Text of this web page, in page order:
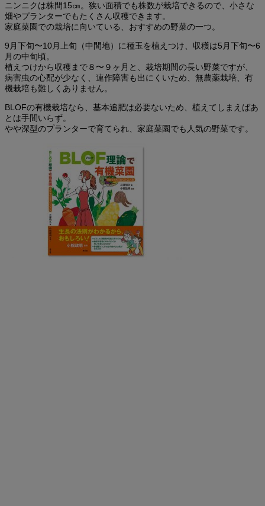
ニンニクは株間15㎝。狭い面積でも株数が栽培できるので、小さな
畑やプランターでもたくさん収穫できます。
家庭菜園での栽培に向いている、おすすめの野菜の一つ。
9月下旬〜10月上旬（中間地）に種玉を植えつけ、収穫は5月下旬〜6
月の中旬頃。
植えつけから収穫まで８〜９ヶ月と、栽培期間の長い野菜ですが、
病害虫の心配が少なく、連作障害も出にくいため、無農薬栽培、有
機栽培も難しくありません。
BLOFの有機栽培なら、基本追肥は必要ないため、植えてしまえばあ
とは手間いらず。
やや深型のプランターで育てられ、家庭菜園でも人気の野菜です。